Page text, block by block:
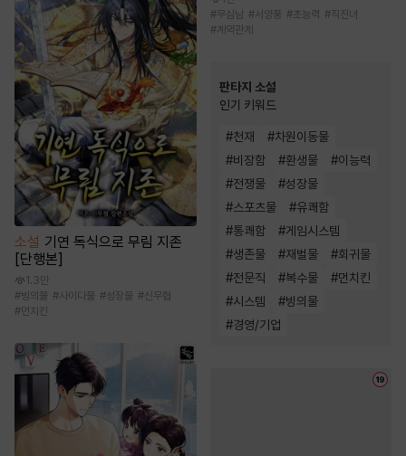
소설 기연 독식으로 무림 지존
[단행본]
1.3만
#빙의물 #사이다물 #성장물 #신무협
#먼치킨
#무심남 #서양풍 #초능력 #직진녀
#계약관계
판타지 소설
인기 키워드
#천재 #차원이동물
#비장함 #환생물 #이능력
#전쟁물 #성장물
#스포츠물 #유쾌함
#통쾌함 #게임시스템
#생존물 #재벌물 #회귀물
#전문직 #복수물 #먼치킨
#시스템 #빙의물
#경영/기업